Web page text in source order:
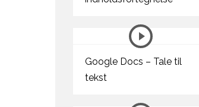
Google Docs – Tale til
tekst